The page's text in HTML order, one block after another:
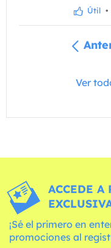
Útil •
Ver
ACCEDE A
¡Sé el primero en
promociones al